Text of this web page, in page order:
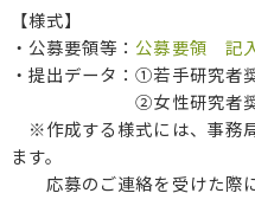
【様式】
・公募要領等： 公募要領
記
・提出データ：①若手研究
②女性研究者奨
※作成する様式には、事務
ます。
応募のご連絡を受けた際に